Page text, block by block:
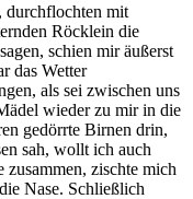
durchflochten mit
Röcklein die
schien mir äußerst
das Wetter
als sei zwischen uns
wieder zu mir in die
gedörrte Birnen drin,
sah, wollt ich auch
zischte mich
Nase. Schließlich